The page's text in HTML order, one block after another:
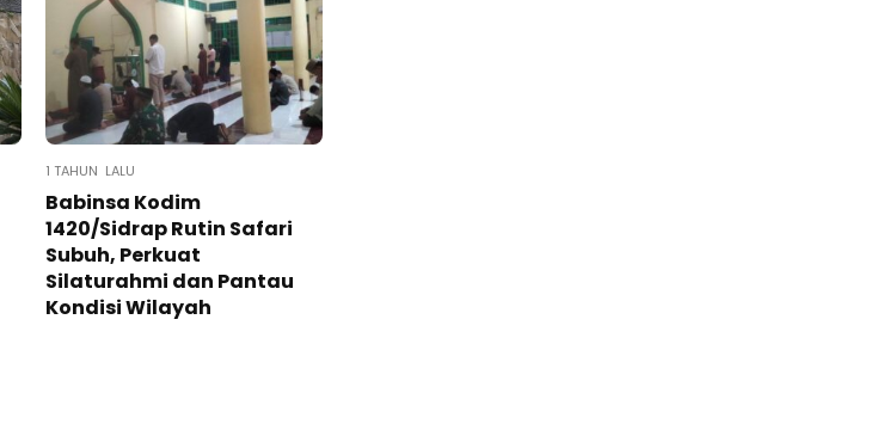
1 TAHUN LALU
Babinsa Kodim
1420/Sidrap Rutin Safari
Subuh, Perkuat
Silaturahmi dan Pantau
Kondisi Wilayah